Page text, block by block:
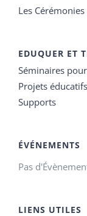
Les Cérémonies
EDUQUER ET
Séminaires
Projets éducatifs
Supports
ÉVÉNEMENTS
Pas
LIENS UTILES